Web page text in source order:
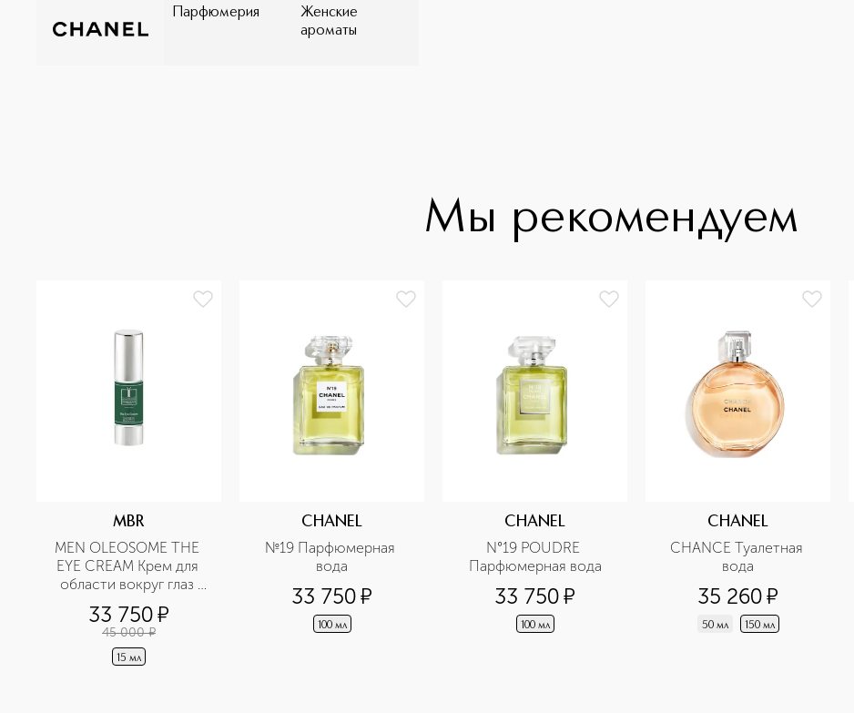
Парфюмерия
Женские
ароматы
Мы рекомендуем
MBR
MEN OLEOSOME THE
EYE CREAM Крем для
области вокруг глаз
разглаживающий
33 750¤
45 000 ¤
15 мл
CHANEL
№19 Парфюмерная
вода
33 750¤
100 мл
CHANEL
N°19 POUDRE
Парфюмерная вода
33 750¤
100 мл
CHANEL
CHANCE Туалетная
вода
35 260¤
50 мл 150 мл